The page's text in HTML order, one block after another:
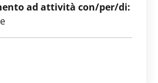
ad attività con/per/di: